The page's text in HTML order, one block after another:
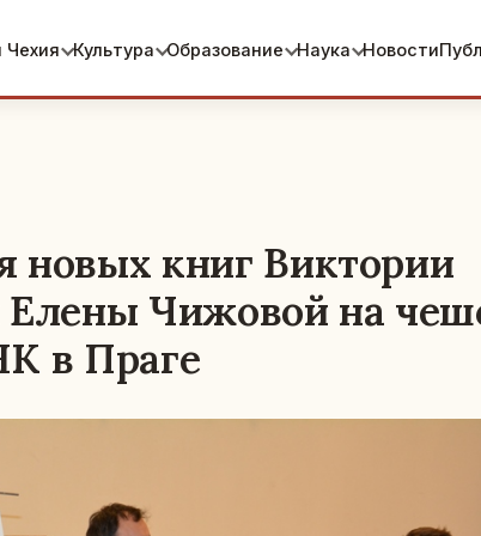
Чехия Культура Образование Наука Новости
новых книг Виктории
Елены Чижовой на
в Праге